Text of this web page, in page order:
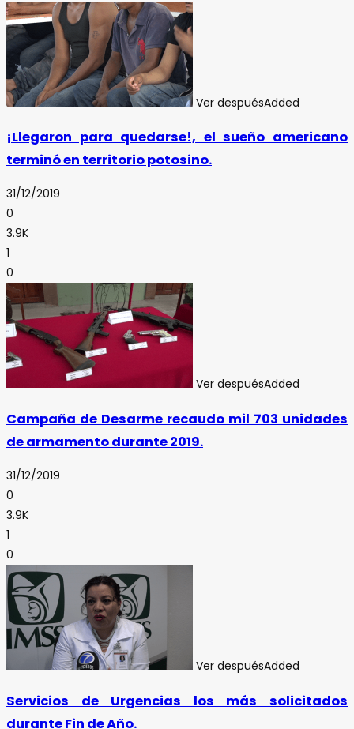
Ver despuésAdded
¡Llegaron para quedarse!, el sueño americano
terminó en territorio potosino.
31/12/2019
0
3.9K
1
0
Ver despuésAdded
Campaña de Desarme recaudo mil 703 unidades
de armamento durante 2019.
31/12/2019
0
3.9K
1
0
Ver despuésAdded
Servicios de Urgencias los más solicitados
durante Fin de Año.